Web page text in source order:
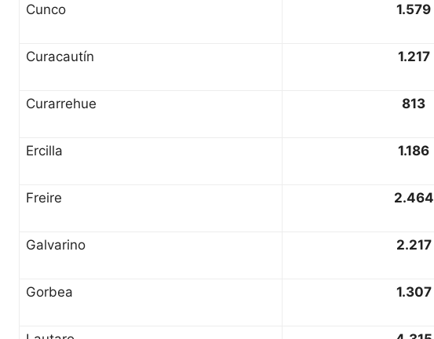
Cunco 1.579
Curacautín 1.217
Curarrehue 813
Ercilla 1.186
Freire 2.464
Galvarino 2.217
Gorbea 1.307